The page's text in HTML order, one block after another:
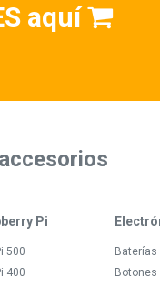
aquí
Pi
500
400
Baterías
Botones